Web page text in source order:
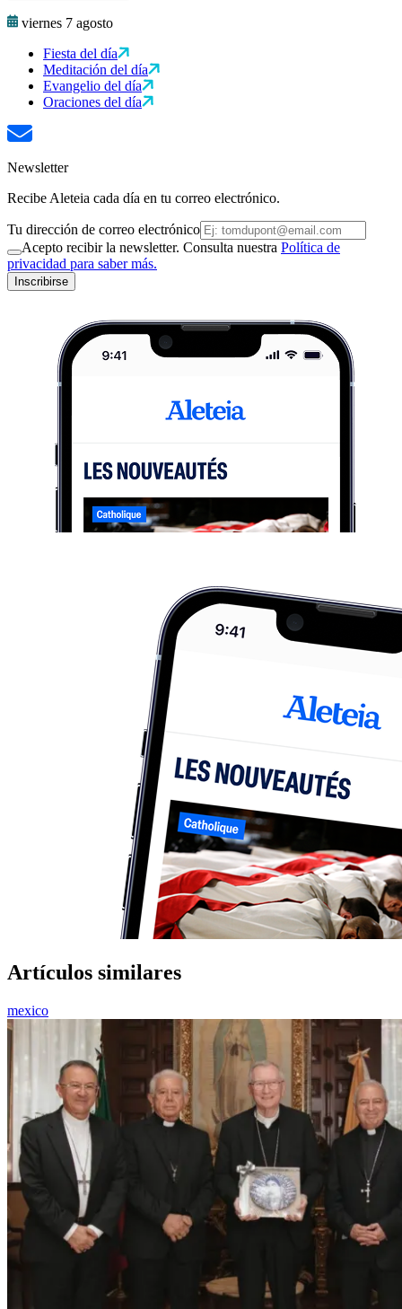
viernes 7 agosto
Fiesta del día
Meditación del día
Evangelio del día
Oraciones del día
Newsletter
Recibe Aleteia cada día en tu correo electrónico.
Tu dirección de correo electrónico
Acepto recibir la newsletter. Consulta nuestra Política de
privacidad para saber más.
Inscribirse
Artículos similares
mexico